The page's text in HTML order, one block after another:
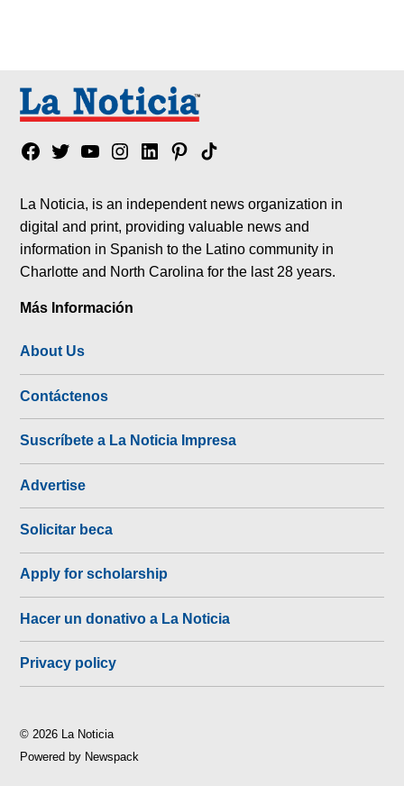
Facebook
TwitterYouTubeInstagram
LinkedinPinterest
Tik
La Noticia, is an independent news organization in
digital and print, providing valuable news and
information in Spanish to the Latino community in
Charlotte and North Carolina for the last 28 years.
Más Información
About Us
Contáctenos
Suscríbete a La Noticia Impresa
Advertise
Solicitar beca
Apply for scholarship
Hacer un donativo a La Noticia
Privacy policy
© 2026 La Noticia
Powered by Newspack